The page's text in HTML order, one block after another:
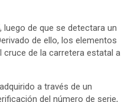
de que se detectara un
de ello, los elementos
cruce de la carretera estatal a
a través de un
del número de serie,